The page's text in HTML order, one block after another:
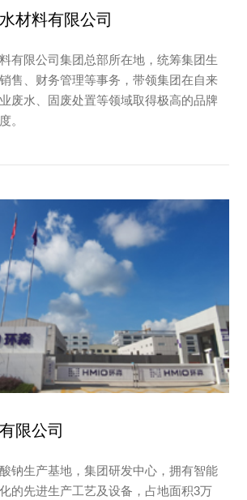
材料有限公司
有限公司集团总部所在地，统筹集团生
售、财务管理等事务，带领集团在自来
废水、固废处置等领域取得极高的品牌
。
限公司
钠生产基地，集团研发中心，拥有智能
的先进生产工艺及设备，占地面积3万